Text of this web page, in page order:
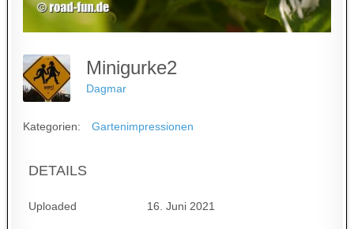
Minigurke2
Dagmar
Kategorien: Gartenimpressionen
DETAILS
Uploaded 16. Juni 2021